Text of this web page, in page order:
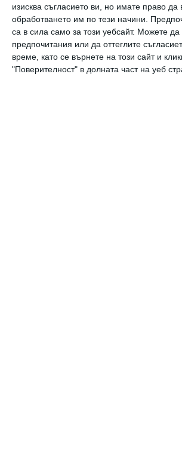
изисква съгласието ви, но имате право да
обработването им по тези начини.
са в сила само за този уебсайт. Можете
предпочитания или да оттеглите
време, като се върнете на този сайт и
"Поверителност" в долната част на уеб
Новини
Джордж Клуни плаща на
половин милион долара годишно